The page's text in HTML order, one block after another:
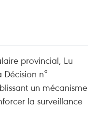
provincial, Lu
n°
un mécanisme
la surveillance